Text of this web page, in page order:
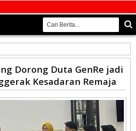
Dorong Duta GenRe jadi
Kesadaran Remaja